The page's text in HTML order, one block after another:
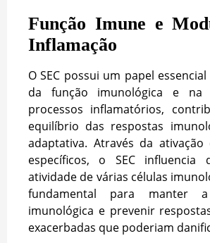
Função Imune e
Inflamação
O SEC possui um papel
da função imunológica e na
processos inflamatórios,
equilíbrio das respostas
adaptativa. Através da ativação
específicos, o SEC influencia
atividade de várias células
fundamental para manter a
imunológica e prevenir
exacerbadas que poderiam